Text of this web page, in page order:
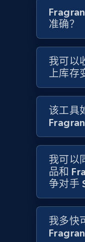
price, Currency,
products by
Title, Seller
price, Currency,
more.
2.1K+
Amazon
Collecting
准确？
我可以
上库存
该工具
我可以
品和
争对手
我多快